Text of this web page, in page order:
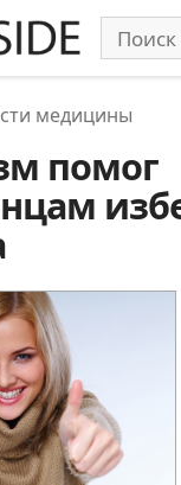
медицины
помог